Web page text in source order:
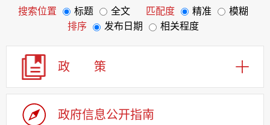
搜索位置 标题 全文 匹配度 精准
模糊
排序
发布日期 相关程度
政 策
政府信息公开指南